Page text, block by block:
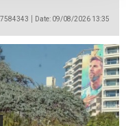
Date: 09/08/2026 13:35